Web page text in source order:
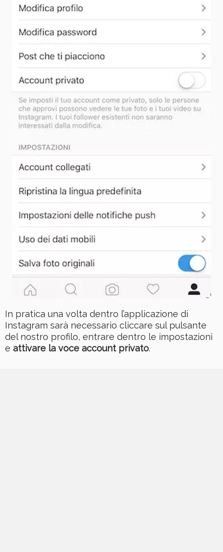
In pratica una volta dentro l’applicazione di
Instagram sarà necessario cliccare sul pulsante
del nostro profilo, entrare dentro le impostazioni
e attivare la voce account privato.